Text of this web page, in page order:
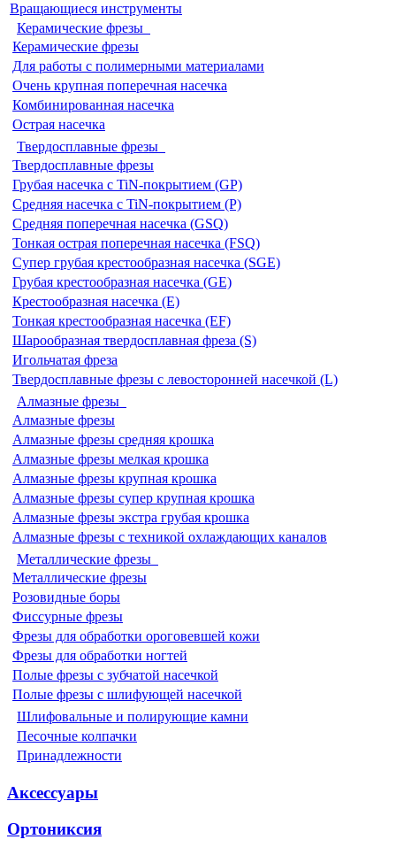
Вращающиеся инструменты
Керамические фрезы
Керамические фрезы
Для работы с полимерными материалами
Очень крупная поперечная насечка
Комбинированная насечка
Острая насечка
Твердосплавные фрезы
Твердосплавные фрезы
Грубая насечка с TiN-покрытием (GP)
Средняя насечка с TiN-покрытием (P)
Средняя поперечная насечка (GSQ)
Тонкая острая поперечная насечка (FSQ)
Супер грубая крестообразная насечка (SGE)
Грубая крестообразная насечка (GE)
Крестообразная насечка (E)
Тонкая крестообразная насечка (EF)
Шарообразная твердосплавная фреза (S)
Игольчатая фреза
Твердосплавные фрезы с левосторонней насечкой (L)
Алмазные фрезы
Алмазные фрезы
Алмазные фрезы средняя крошка
Алмазные фрезы мелкая крошка
Алмазные фрезы крупная крошка
Алмазные фрезы супер крупная крошка
Алмазные фрезы экстра грубая крошка
Алмазные фрезы с техникой охлаждающих каналов
Металлические фрезы
Металлические фрезы
Розовидные боры
Фиссурные фрезы
Фрезы для обработки ороговевшей кожи
Фрезы для обработки ногтей
Полые фрезы с зубчатой насечкой
Полые фрезы с шлифующей насечкой
Шлифовальные и полирующие камни
Песочные колпачки
Принадлежности
Аксессуары
Ортониксия